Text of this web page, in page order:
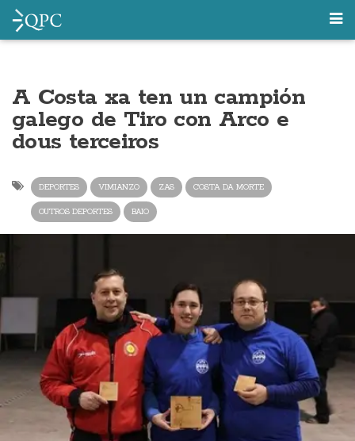
A Costa xa ten un campión
galego de Tiro con Arco e
dous terceiros
DEPORTES VIMIANZO ZAS COSTA DA MORTE
OUTROS DEPORTES BAIO